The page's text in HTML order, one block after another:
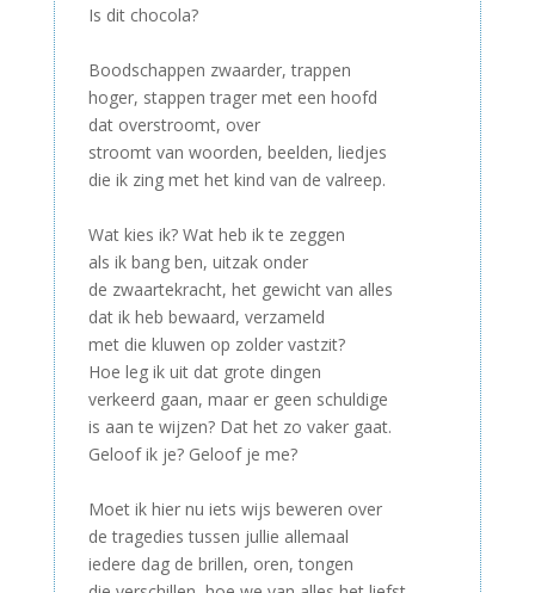
Is dit chocola?
Boodschappen zwaarder, trappen
hoger, stappen trager met een hoofd
dat overstroomt, over
stroomt van woorden, beelden, liedjes
die ik zing met het kind van de valreep.
Wat kies ik? Wat heb ik te zeggen
als ik bang ben, uitzak onder
de zwaartekracht, het gewicht van alles
dat ik heb bewaard, verzameld
met die kluwen op zolder vastzit?
Hoe leg ik uit dat grote dingen
verkeerd gaan, maar er geen schuldige
is aan te wijzen? Dat het zo vaker gaat.
Geloof ik je? Geloof je me?
Moet ik hier nu iets wijs beweren over
de tragedies tussen jullie allemaal
iedere dag de brillen, oren, tongen